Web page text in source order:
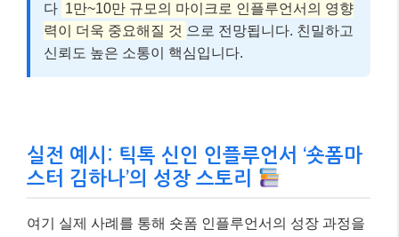
다 1만~10만 규모의 마이크로 인플루언서의 영향
력이 더욱 중요해질 것 으로 전망됩니다. 친밀하고
신뢰도 높은 소통이 핵심입니다.
실전 예시: 틱톡 신인 인플루언서 ‘숏폼마
스터 김하나’의 성장 스토리
여기 실제 사례를 통해 숏폼 인플루언서의 성장 과정을